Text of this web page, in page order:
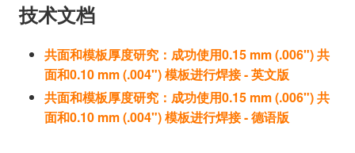
技术文档
共面和模板厚度研究：成功使用0.15 mm (.006") 共
面和0.10 mm (.004") 模板进行焊接 - 英文版
共面和模板厚度研究：成功使用0.15 mm (.006") 共
面和0.10 mm (.004") 模板进行焊接 - 德语版